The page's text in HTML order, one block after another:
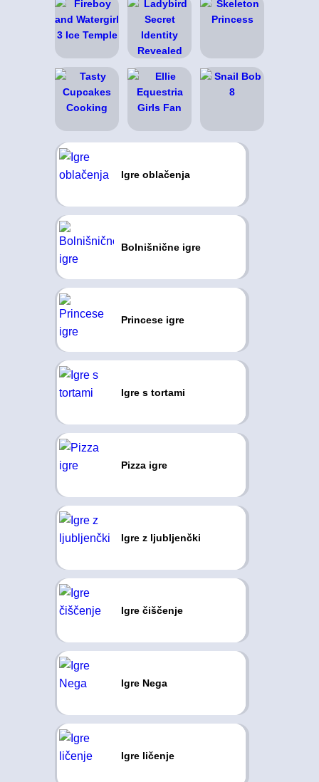
Igre oblačenja
Bolnišnične igre
Princese igre
Igre s tortami
Pizza igre
Igre z ljubljenčki
Igre čiščenje
Igre Nega
Igre ličenje